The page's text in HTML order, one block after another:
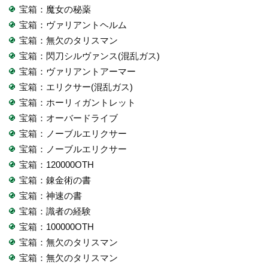
宝箱：魔女の秘薬
宝箱：ヴァリアントヘルム
宝箱：無欠のタリスマン
宝箱：閃刀シルヴァンス(混乱ガス)
宝箱：ヴァリアントアーマー
宝箱：エリクサー(混乱ガス)
宝箱：ホーリィガントレット
宝箱：オーバードライブ
宝箱：ノーブルエリクサー
宝箱：ノーブルエリクサー
宝箱：120000OTH
宝箱：錬金術の書
宝箱：神速の書
宝箱：識者の経験
宝箱：100000OTH
宝箱：無欠のタリスマン
宝箱：無欠のタリスマン